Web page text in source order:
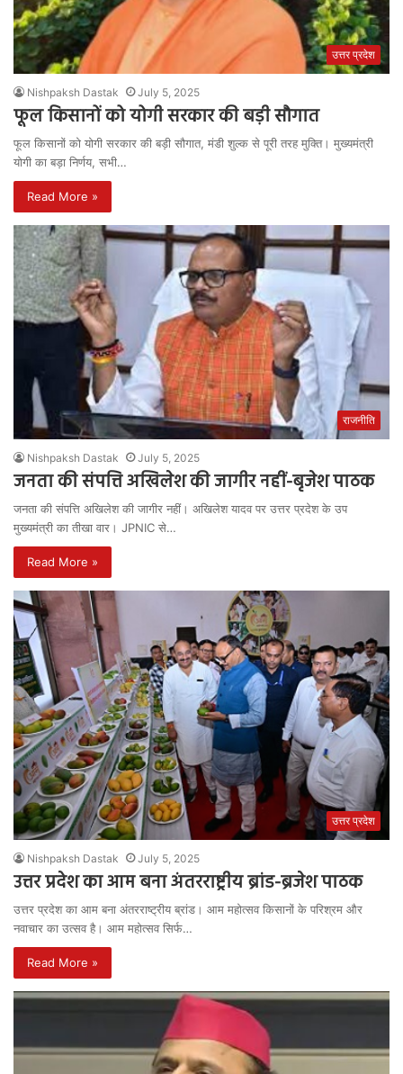
उत्तर प्रदेश
Nishpaksh Dastak July 5, 2025
फूल किसानों को योगी सरकार की बड़ी सौगात
फूल किसानों को योगी सरकार की बड़ी सौगात, मंडी शुल्क से पूरी तरह मुक्ति। मुख्यमंत्री
योगी का बड़ा निर्णय, सभी…
Read More »
राजनीति
Nishpaksh Dastak July 5, 2025
जनता की संपत्ति अखिलेश की जागीर नहीं-बृजेश पाठक
जनता की संपत्ति अखिलेश की जागीर नहीं। अखिलेश यादव पर उत्तर प्रदेश के उप
मुख्यमंत्री का तीखा वार। JPNIC से…
Read More »
उत्तर प्रदेश
Nishpaksh Dastak July 5, 2025
उत्तर प्रदेश का आम बना अंतरराष्ट्रीय ब्रांड-ब्रजेश पाठक
उत्तर प्रदेश का आम बना अंतरराष्ट्रीय ब्रांड। आम महोत्सव किसानों के परिश्रम और
नवाचार का उत्सव है। आम महोत्सव सिर्फ…
Read More »